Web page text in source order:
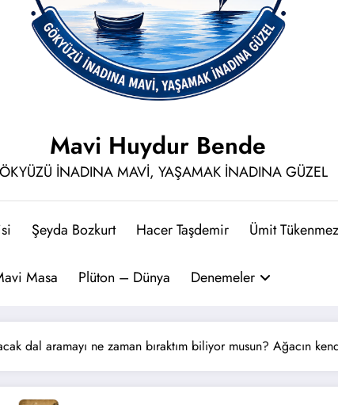
Mavi Huydur Bende
İNADINA MAVİ, YAŞAMAK İNADINA GÜZEL
Şeyda Bozkurt Hacer Taşdemir Ümit Tükenmez
Masa Plüton – Dünya Denemeler
dal aramayı ne zaman bıraktım biliyor musun? Ağacın